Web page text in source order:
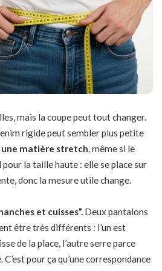
mais la coupe peut tout changer.
rigide peut sembler plus petite
une matière stretch, même si le
la taille haute : elle se place sur
donc la mesure utile change.
et cuisses”. Deux pantalons
être très différents : l’un est
de la place, l’autre serre parce
C’est pour ça qu’une correspondance